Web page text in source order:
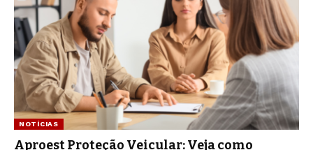
NOTÍCIAS
Aproest Proteção Veicular: Veja como